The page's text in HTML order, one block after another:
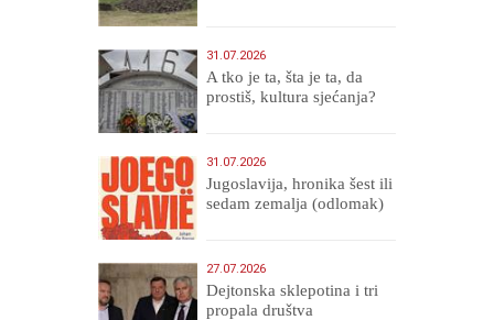
31.07.2026
A tko je ta, šta je ta, da
prostiš, kultura sjećanja?
31.07.2026
Jugoslavija, hronika šest ili
sedam zemalja (odlomak)
27.07.2026
Dejtonska sklepotina i tri
propala društva